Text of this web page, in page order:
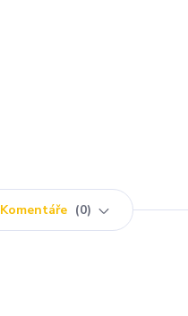
Komentáře 0